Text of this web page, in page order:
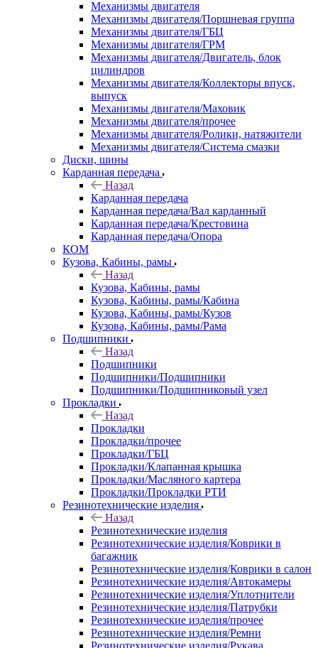
Механизмы двигателя
Механизмы двигателя/Поршневая группа
Механизмы двигателя/ГБЦ
Механизмы двигателя/ГРМ
Механизмы двигателя/Двигатель, блок
цилиндров
Механизмы двигателя/Коллекторы впуск,
выпуск
Механизмы двигателя/Маховик
Механизмы двигателя/прочее
Механизмы двигателя/Ролики, натяжители
Механизмы двигателя/Система смазки
Диски, шины
Карданная передача
Назад
Карданная передача
Карданная передача/Вал карданный
Карданная передача/Крестовина
Карданная передача/Опора
КОМ
Кузова, Кабины, рамы
Назад
Кузова, Кабины, рамы
Кузова, Кабины, рамы/Кабина
Кузова, Кабины, рамы/Кузов
Кузова, Кабины, рамы/Рама
Подшипники
Назад
Подшипники
Подшипники/Подшипники
Подшипники/Подшипниковый узел
Прокладки
Назад
Прокладки
Прокладки/прочее
Прокладки/ГБЦ
Прокладки/Клапанная крышка
Прокладки/Масляного картера
Прокладки/Прокладки РТИ
Резинотехнические изделия
Назад
Резинотехнические изделия
Резинотехнические изделия/Коврики в
багажник
Резинотехнические изделия/Коврики в салон
Резинотехнические изделия/Автокамеры
Резинотехнические изделия/Уплотнители
Резинотехнические изделия/Патрубки
Резинотехнические изделия/прочее
Резинотехнические изделия/Ремни
Резинотехнические изделия/Рукава